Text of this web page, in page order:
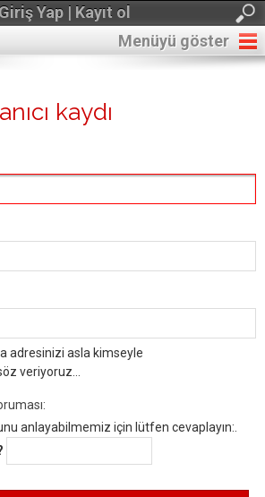
Giriş Yap | Kayıt ol
Menüyü göster
kaydı
adresinizi asla kimseyle
veriyoruz...
anlayabilmemiz için lütfen cevaplayın:.